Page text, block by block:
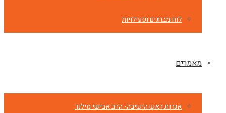
לוח מבחנים ופעילויות
מאמרים
אגרות ראש הישיבה- הרב אבישי מילנר